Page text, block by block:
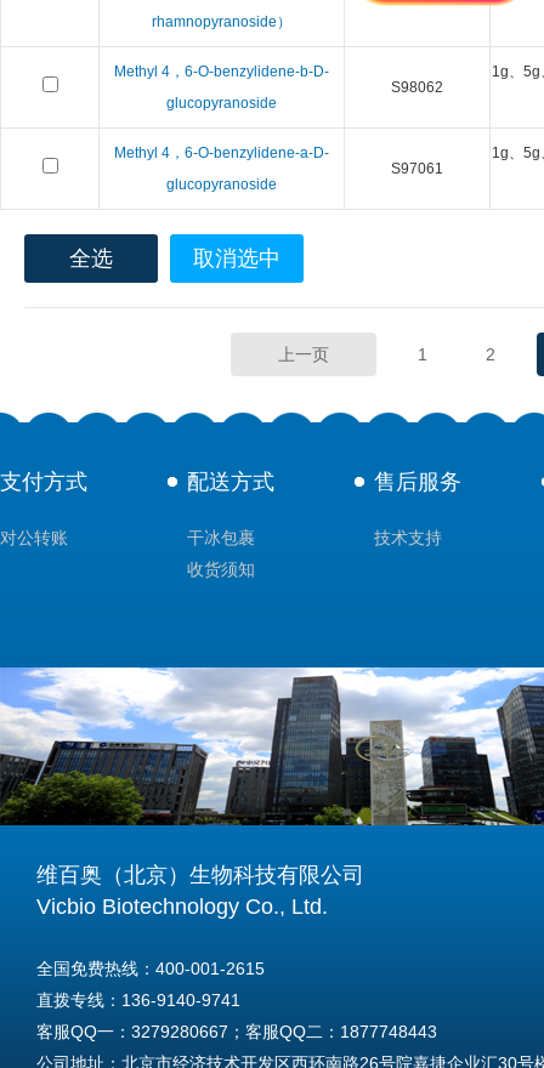
rhamnopyranoside）
Methyl 4，6-O-benzylidene-b-D-
glucopyranoside
S98062
1g、
Methyl 4，6-O-benzylidene-a-D-
glucopyranoside
S97061
1g、
全选 取消选中
上一页 1 2
支付方式
对公转账
配送方式
干冰包裹
收货须知
售后服务
技术支持
维百奥（北京）生物科技有限公司
Vicbio Biotechnology Co., Ltd.
全国免费热线：400-001-2615
直拨专线：136-9140-9741
客服QQ一：3279280667；客服QQ二：1877748443
公司地址：北京市经济技术开发区西环南路26号院嘉捷企业汇30号